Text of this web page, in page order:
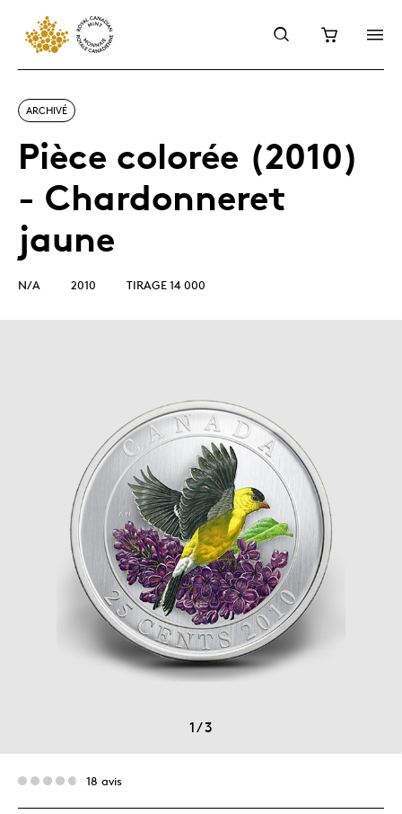
ARCHIVÉ
Pièce colorée (2010)
- Chardonneret
jaune
N/A 2010 TIRAGE 14 000
1/3
18 avis